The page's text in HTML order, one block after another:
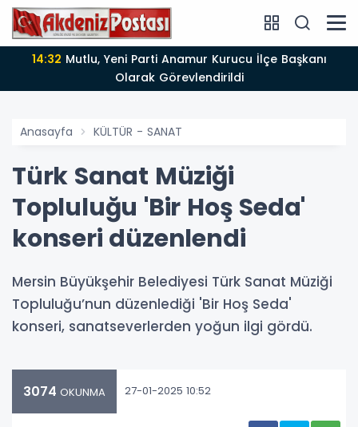
14:12Anamur'da Kasten öldürmeye teşebbüs şüphelisi
tutuklandı
Anasayfa KÜLTÜR - SANAT
Türk Sanat Müziği
Topluluğu 'Bir Hoş Seda'
konseri düzenlendi
Mersin Büyükşehir Belediyesi Türk Sanat Müziği
Topluluğu’nun düzenlediği 'Bir Hoş Seda'
konseri, sanatseverlerden yoğun ilgi gördü.
3074 OKUNMA 27-01-2025 10:52